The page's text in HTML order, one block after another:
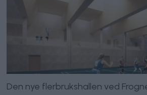
Den nye flerbrukshallen ved